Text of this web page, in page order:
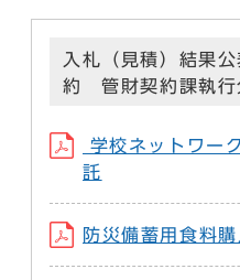
入札（見積）結果
約 管財契約課執行
学校ネットワー
託
防災備蓄用食料